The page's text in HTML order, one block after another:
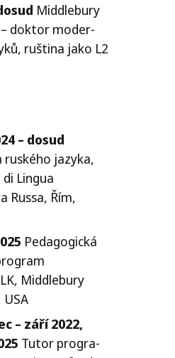
Middlebury
– dok­tor moder­
ruš­ti­na jako L2
– dosud
rus­ké­ho jazy­ka,
Lingua
Russa, Řím,
Pedagogická
, Middlebury
USA
– září 2022,
Tutor pro­gra­